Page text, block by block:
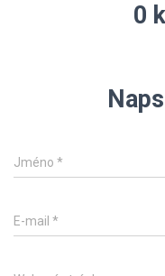
0
Jméno *
E-mail *